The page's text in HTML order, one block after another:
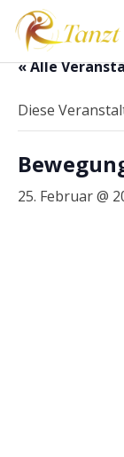
.
« Alle
Diese
25. Februar @